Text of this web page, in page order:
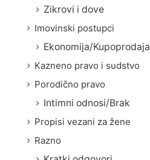
Zikrovi i dove
Imovinski postupci
Ekonomija/Kupoprodaja
Kazneno pravo i sudstvo
Porodično pravo
Intimni odnosi/Brak
Propisi vezani za žene
Razno